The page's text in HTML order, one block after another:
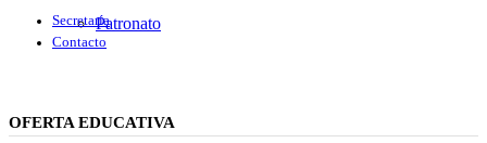
Patronato
Secretaría
Contacto
OFERTA EDUCATIVA